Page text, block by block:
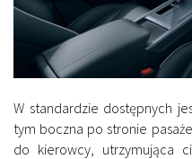
W standardzie dostępnych
tym boczna po stronie
do kierowcy, utrzymująca